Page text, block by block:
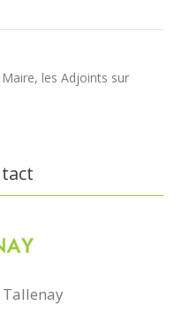
les Adjoints sur
Tallenay